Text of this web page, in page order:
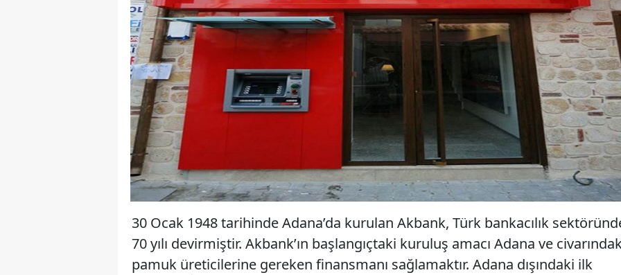
30 Ocak 1948 tarihinde Adana’da kurulan Akbank, Türk bankacılık
70 yılı devirmiştir. Akbank’ın başlangıçtaki kuruluş amacı Adana ve
pamuk üreticilerine gereken finansmanı sağlamaktır. Adana dışındaki ilk